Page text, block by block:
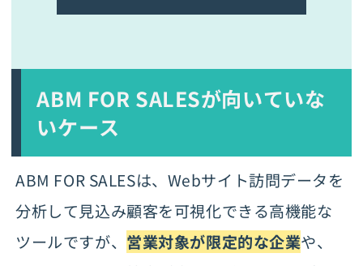
ABM FOR SALESが向いていな
いケース
ABM FOR SALESは、Webサイト訪問データを
分析して見込み顧客を可視化できる高機能な
ツールですが、 営業対象が限定的な企業や、